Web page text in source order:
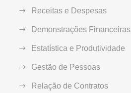
Receitas e Despesas
Demonstrações Financeiras
Estatística e Produtividade
Gestão de Pessoas
Relação de Contratos